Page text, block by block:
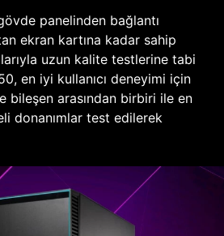
panelinden bağlantı
ekran kartına kadar sahip
uzun kalite testlerine tabi
en iyi kullanıcı deneyimi için
bileşen arasından birbiri ile en
donanımlar test edilerek